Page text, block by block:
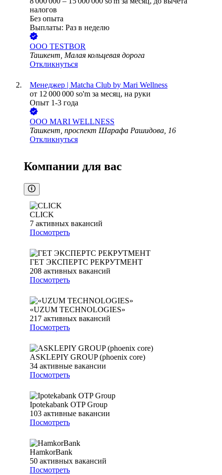
налогов
Без опыта
Выплаты: Раз в неделю
ООО TESTBOR
Ташкент, Малая кольцевая дорога
Откликнуться
Менеджер | Matcha Club by Mari Wellness
от 12 000 000 so'm за месяц, на руки
Опыт 1-3 года
ООО MARI WELLNESS
Ташкент, проспект Шарафа Рашидова, 16
Откликнуться
Компании для вас
CLICK
7 активных вакансий
Посмотреть
ГЕТ ЭКСПЕРТС РЕКРУТМЕНТ
208 активных вакансий
Посмотреть
«UZUM TECHNOLOGIES»
217 активных вакансий
Посмотреть
ASKLEPIY GROUP (phoenix core)
34 активные вакансии
Посмотреть
Ipotekabank OTP Group
103 активные вакансии
Посмотреть
HamkorBank
50 активных вакансий
Посмотреть